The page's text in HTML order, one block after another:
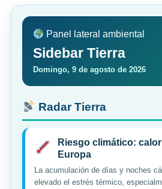
Panel lateral ambiental
Sidebar Tierra
Domingo, 9 de agosto de 2026
Radar Tierra
Riesgo climático:
Europa
La acumulación de días y noches
elevado el estrés térmico,